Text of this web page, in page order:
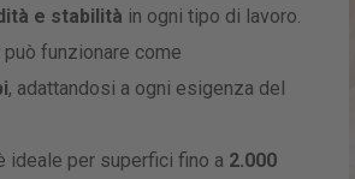
e stabilità in ogni tipo di lavoro.
funzionare come
, adattandosi a ogni esigenza del
ideale per superfici fino a 2.000